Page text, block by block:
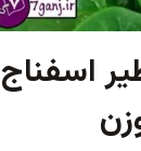
اسفناج